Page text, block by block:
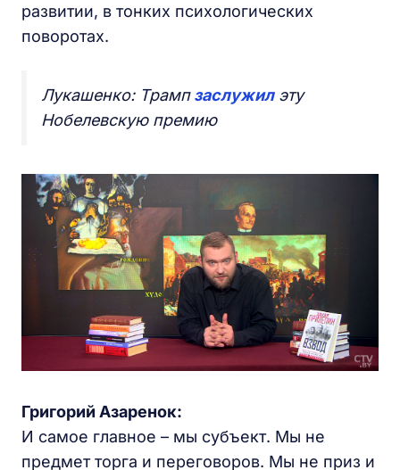
развитии, в тонких психологических
поворотах.
Лукашенко: Трампзаслужилэту
Нобелевскую премию
Григорий Азаренок:
И самое главное – мы субъект. Мы не
предмет торга и переговоров. Мы не приз и